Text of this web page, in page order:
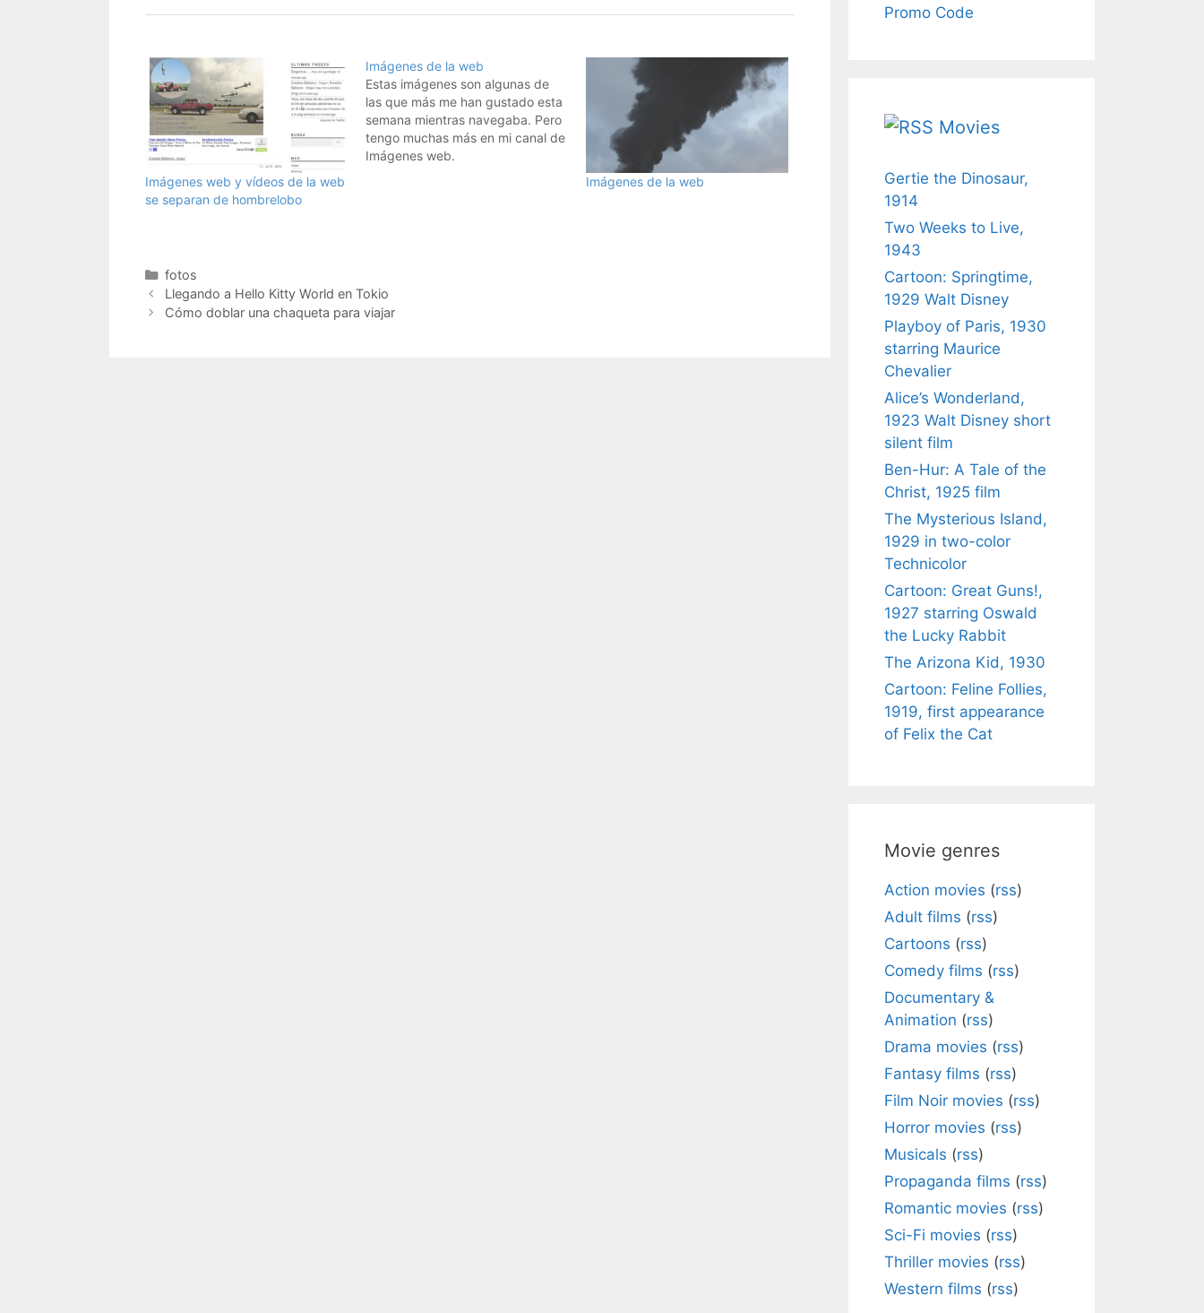
Imágenes web y vídeos de la web
se separan de hombrelobo
Imágenes de la web
Estas imágenes son algunas de
las que más me han gustado esta
semana mientras navegaba. Pero
tengo muchas más en mi canal de
Imágenes web.
Imágenes de la web
Categorías
fotos
Llegando a Hello Kitty World en Tokio
Cómo doblar una chaqueta para viajar
Promo Code
Movies
Gertie the Dinosaur,
1914
Two Weeks to Live,
1943
Cartoon: Springtime,
1929 Walt Disney
Playboy of Paris, 1930
starring Maurice
Chevalier
Alice’s Wonderland,
1923 Walt Disney short
silent film
Ben-Hur: A Tale of the
Christ, 1925 film
The Mysterious Island,
1929 in two-color
Technicolor
Cartoon: Great Guns!,
1927 starring Oswald
the Lucky Rabbit
The Arizona Kid, 1930
Cartoon: Feline Follies,
1919, first appearance
of Felix the Cat
Movie genres
Action movies (rss)
Adult films (rss)
Cartoons (rss)
Comedy films (rss)
Documentary &
Animation (rss)
Drama movies (rss)
Fantasy films (rss)
Film Noir movies (rss)
Horror movies (rss)
Musicals (rss)
Propaganda films (rss)
Romantic movies (rss)
Sci-Fi movies (rss)
Thriller movies (rss)
Western films (rss)